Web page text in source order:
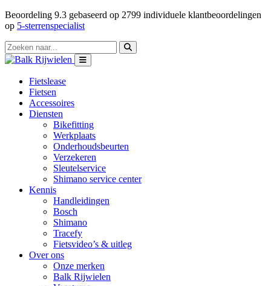
Beoordeling 9.3 gebaseerd op 2799 individuele klantbeoordelingen
op 5-sterrenspecialist
Fietslease
Fietsen
Accessoires
Diensten
Bikefitting
Werkplaats
Onderhoudsbeurten
Verzekeren
Sleutelservice
Shimano service center
Kennis
Handleidingen
Bosch
Shimano
Tracefy
Fietsvideo’s & uitleg
Over ons
Onze merken
Balk Rijwielen